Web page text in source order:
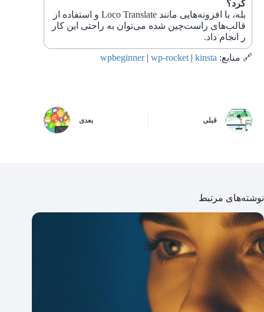
کرد؟
بله، با افزونه‌هایی مانند Loco Translate و استفاده از
قالب‌های راست‌چین شده می‌توان به راحتی این کار
ر انجام داد.
🔗 منابع: wpbeginner| wp-rocket | kinsta
قبلی بعدی
نوشته‌های مرتبط